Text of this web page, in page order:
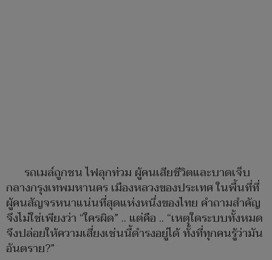
รถเมล์ถูกชน ไฟลุกท่วม ผู้คนเสียชีวิตและบาดเจ็บ
กลางกรุงเทพมหานคร เมืองหลวงของประเทศ ในพื้นที่ที่
ผู้คนสัญจรหนาแน่นที่สุดแห่งหนึ่งของไทย คำถามสำคัญ
จึงไม่ใช่เพียงว่า “ใครผิด” .. แต่คือ .. “เหตุใดระบบทั้งหมด
จึงปล่อยให้ความเสี่ยงเช่นนี้ดำรงอยู่ได้ ทั้งที่ทุกคนรู้ว่ามัน
อันตราย?”